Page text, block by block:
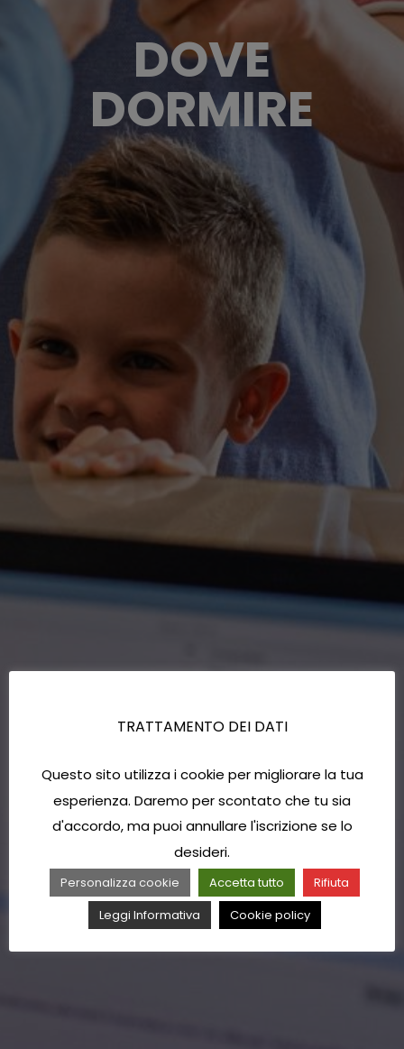
DOVE
DORMIRE
TRATTAMENTO DEI DATI
Questo sito utilizza i cookie per migliorare la tua
esperienza. Daremo per scontato che tu sia
d'accordo, ma puoi annullare l'iscrizione se lo
desideri.
Personalizza cookie Accetta tutto
Rifiuta
Leggi Informativa
Cookie policy